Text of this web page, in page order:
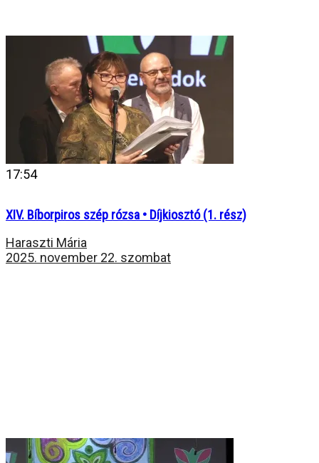
17:54
XIV. Bíborpiros szép rózsa • Díjkiosztó (1. rész)
Haraszti Mária
2025. november 22. szombat